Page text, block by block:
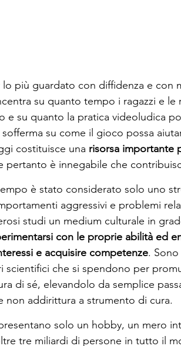
più guardato con diffidenza e con
su quanto tempo i ragazzi e le
e su quanto la pratica videoludica
su come il gioco possa
costituisce una risorsa importante
pertanto è innegabile che
è stato considerato solo uno
aggressivi e problemi
studi un medium culturale in
con le proprie abilità ed
e acquisire competenze.
scientifici che si spendono per
di sé, elevandolo da semplice
non addirittura a strumento di cura.
solo un hobby, un mero
tre miliardi di persone in tutto il